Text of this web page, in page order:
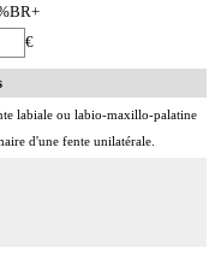
€
labiale ou labio-maxillo-palatine
d'une fente unilatérale.